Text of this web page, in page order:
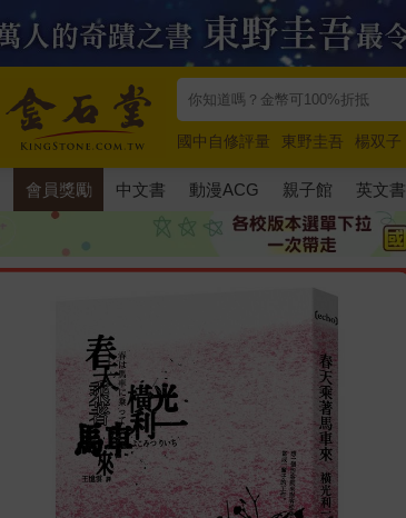
國中自修評量 東野圭吾 楊双子
唯紅花綻放
奧德賽 路邊攤新作
會員獎勵 中文書 動漫ACG 親子館 英文書